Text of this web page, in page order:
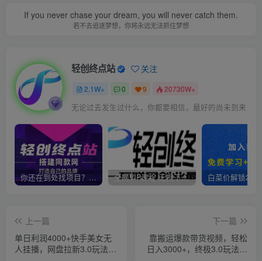
If you never chase your dream, you will never catch them.
若不去追逐梦想，你将永远无法抓住梦想
轻创终点站 关注
2.1W+ 0 9 20730W+
无论过去发生过什么，你都要相信，最好的尚未到来
你还在到处找项目？还在当韭菜？我靠卖项目一个月收入5万+，曾经我也是个失败者。 全网VIP课程 无损下载~
上一篇
单日利润4000+快手美女无
人挂播，网盘拉新3.0玩法，
下一篇
靠搬运爆款带货视频，轻松
日入3000+，终极3.0玩法，